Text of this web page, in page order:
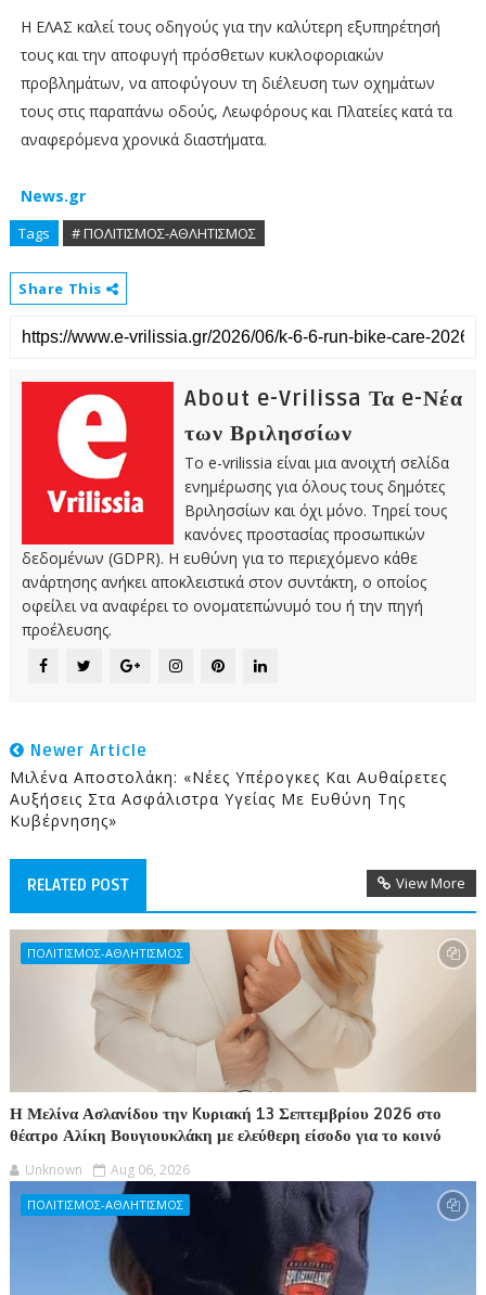
Η ΕΛΑΣ καλεί τους οδηγούς για την καλύτερη εξυπηρέτησή
τους και την αποφυγή πρόσθετων κυκλοφοριακών
προβλημάτων, να αποφύγουν τη διέλευση των οχημάτων
τους στις παραπάνω οδούς, Λεωφόρους και Πλατείες κατά τα
αναφερόμενα χρονικά διαστήματα.
News.gr
Tags # ΠΟΛΙΤΙΣΜΟΣ-ΑΘΛΗΤΙΣΜΟΣ
Share This
About e-Vrilissa Τα e-Νέα
των Βριλησσίων
Το e-vrilissia είναι μια ανοιχτή σελίδα
ενημέρωσης για όλους τους δημότες
Βριλησσίων και όχι μόνο. Τηρεί τους
κανόνες προστασίας προσωπικών
δεδομένων (GDPR). Η ευθύνη για το περιεχόμενο κάθε
ανάρτησης ανήκει αποκλειστικά στον συντάκτη, ο οποίος
οφείλει να αναφέρει το ονοματεπώνυμό του ή την πηγή
προέλευσης.
Newer Article
Μιλένα Αποστολάκη: «Νέες Υπέρογκες Και Αυθαίρετες
Αυξήσεις Στα Ασφάλιστρα Υγείας Με Ευθύνη Της
Κυβέρνησης»
RELATED POST View More
ΠΟΛΙΤΙΣΜΟΣ-ΑΘΛΗΤΙΣΜΟΣ
Η Μελίνα Ασλανίδου την Kυριακή 13 Σεπτεμβρίου 2026 στο
θέατρο Αλίκη Βουγιουκλάκη με ελεύθερη είσοδο για το κοινό
Unknown Aug 06, 2026
ΠΟΛΙΤΙΣΜΟΣ-ΑΘΛΗΤΙΣΜΟΣ